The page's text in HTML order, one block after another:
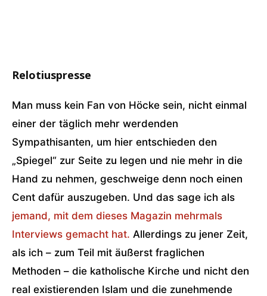
Relotiuspresse
Man muss kein Fan von Höcke sein, nicht einmal
einer der täglich mehr werdenden
Sympathisanten, um hier entschieden den
„Spiegel“ zur Seite zu legen und nie mehr in die
Hand zu nehmen, geschweige denn noch einen
Cent dafür auszugeben. Und das sage ich als
jemand, mit dem dieses Magazin mehrmals
Interviews gemacht hat. Allerdings zu jener Zeit,
als ich – zum Teil mit äußerst fraglichen
Methoden – die katholische Kirche und nicht den
real existierenden Islam und die zunehmende